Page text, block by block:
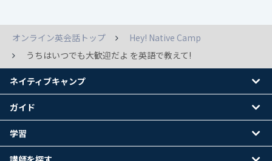
オンライン英会話トップ
Hey! Native Camp
うちはいつでも大歓迎だよ を英語で教えて!
ネイティブキャンプ
ガイド
学習